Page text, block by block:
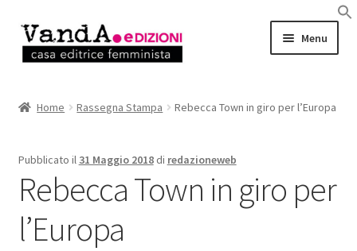
Vai
alla
Vai
al
Menu
AUTRICI e AUTORI
Home Rassegna Stampa Rebecca Town in giro per l’Europa
Pubblicato il 31 Maggio 2018 di redazioneweb
Rebecca Town in giro per
l’Europa